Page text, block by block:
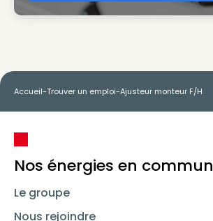
Accueil-Trouver un emploi-Ajusteur monteur F/H
Nos énergies en commun
Le groupe
Nous rejoindre